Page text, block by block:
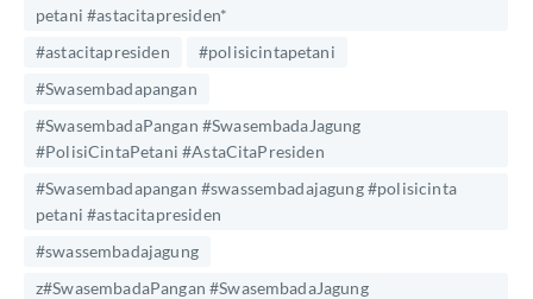
petani #astacitapresiden*
#astacitapresiden
#polisicintapetani
#Swasembadapangan
#SwasembadaPangan #SwasembadaJagung
#PolisiCintaPetani #AstaCitaPresiden
#Swasembadapangan #swassembadajagung #polisicinta
petani #astacitapresiden
#swassembadajagung
z#SwasembadaPangan #SwasembadaJagung